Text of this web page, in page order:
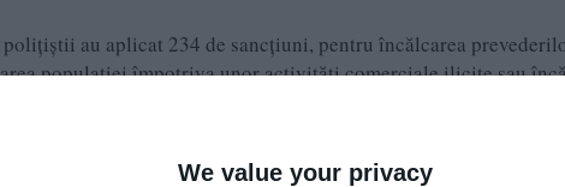
We value your privacy
au aplicat 234 de sancțiuni, pentru încălcarea
populației împotriva unor activități comerciale ilicite sau
normelor privind circulația pe drumurile publice,